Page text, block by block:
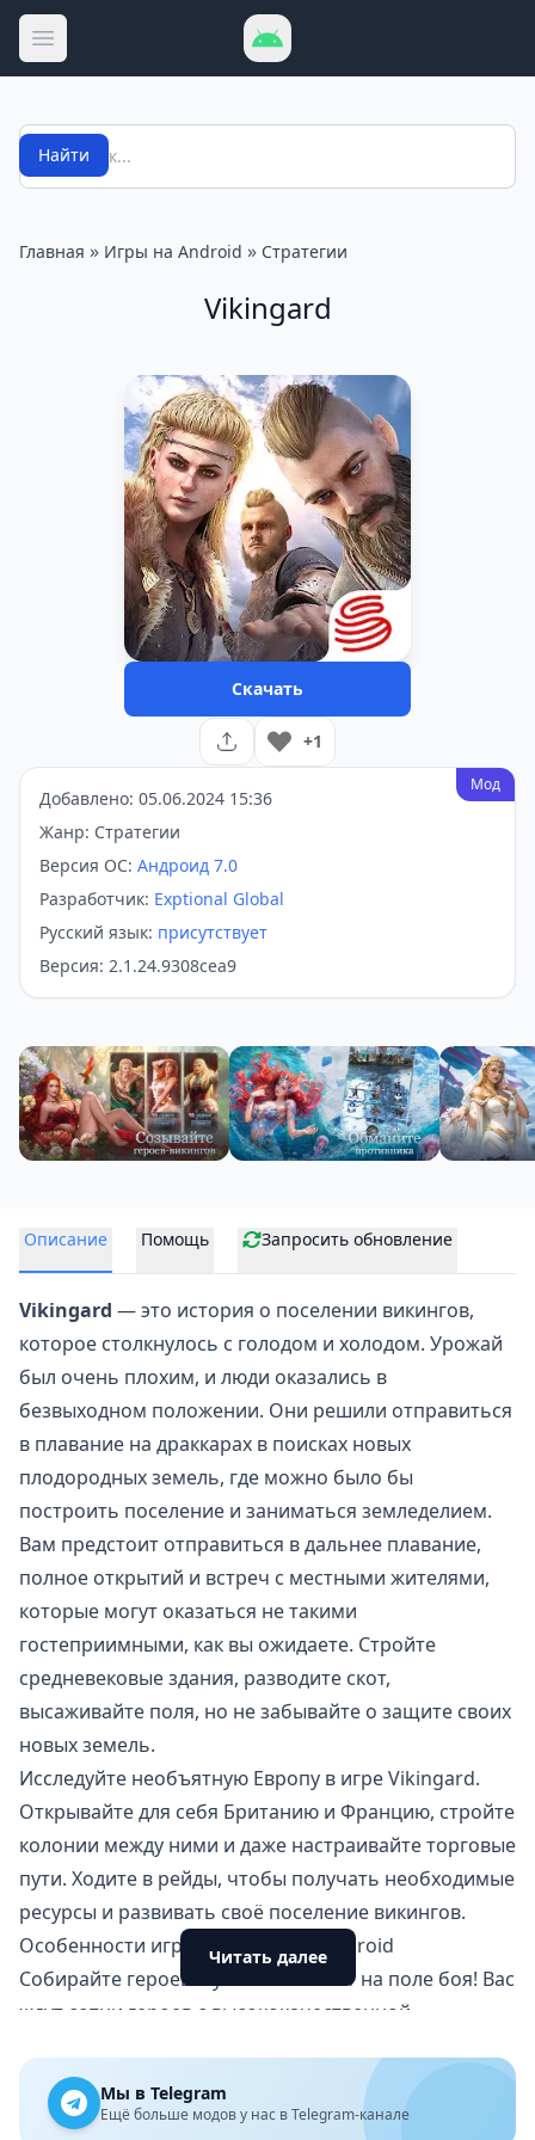
Открыть меню
Поиск
Найти
Главная » Игры на Android » Стратегии
Vikingard
Скачать
+1
Мод
Добавлено: 05.06.2024 15:36
Жанр: Стратегии
Версия ОС: Андроид 7.0
Разработчик: Exptional Global
Русский язык: присутствует
Версия: 2.1.24.9308cea9
Описание Помощь Запросить обновление
Vikingard — это история о поселении викингов,
которое столкнулось с голодом и холодом. Урожай
был очень плохим, и люди оказались в
безвыходном положении. Они решили отправиться
в плавание на драккарах в поисках новых
плодородных земель, где можно было бы
построить поселение и заниматься земледелием.
Вам предстоит отправиться в дальнее плавание,
полное открытий и встреч с местными жителями,
которые могут оказаться не такими
гостеприимными, как вы ожидаете. Стройте
средневековые здания, разводите скот,
высаживайте поля, но не забывайте о защите своих
новых земель.
Исследуйте необъятную Европу в игре Vikingard.
Открывайте для себя Британию и Францию, стройте
колонии между ними и даже настраивайте торговые
пути. Ходите в рейды, чтобы получать необходимые
ресурсы и развивать своё поселение викингов.
Особенности игры Vikingard на Android
Собирайте героев: пусть они сияют на поле боя! Вас
ждут сотни героев с высококачественной
способности, оружие и другие характеристики.
Вкладывайте ресурсы в своих любимых героев и
Читать далее
Мы в Telegram
Ещё больше модов у нас в Telegram-канале